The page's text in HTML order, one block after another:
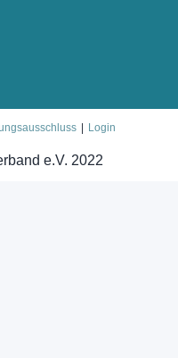
Login
e.V. 2022